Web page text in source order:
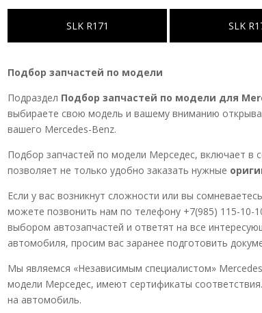
SLK R171 SLK
Подбор запчастей по модели
Подраздел Подбор запчастей по модели для
выбираете свою модель и вашему вниманию
вашего Mercedes-Benz.
Подбор запчастей по модели Мерседес, включает в
позволяет не только удобно заказать нужные
Если у вас возникнут сложности или вы
можете позвонить нам по телефону +7(985) 115-10-
выбором автозапчастей и ответят на все
автомобиля, просим вас заранее подготовить
Мы являемся «Независимым специалистом»
модели Мерседес, имеют сертификаты
на автомобиль.